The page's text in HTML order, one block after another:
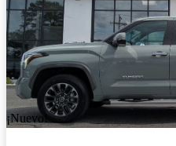
¡Nuevo!